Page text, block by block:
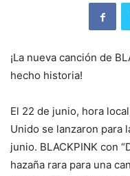
¡La nueva canción de
hecho historia!
El 22 de junio, hora
Unido se lanzaron para
junio. BLACKPINK con
hazaña rara para una